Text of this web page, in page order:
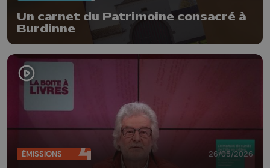
Un carnet du Patrimoine consacré à
Burdinne
ÉMISSIONS 26/05/2026